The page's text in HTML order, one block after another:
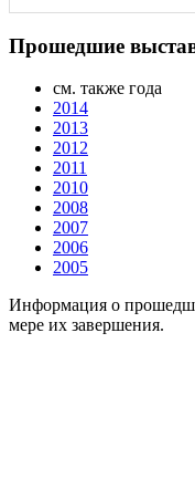
Прошедшие
см. также года
2014
2013
2012
2011
2010
2008
2007
2006
2005
Информация о
мере их завершения.